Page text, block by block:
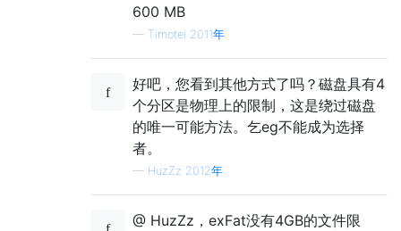
600 MB
— Timotei 2011年
好吧，您看到其他方式了吗？磁盘具有4
个分区是物理上的限制，这是绕过磁盘
的唯一可能方法。乞eg不能成为选择
者。
— HuzZz 2012年
@ HuzZz，exFat没有4GB的文件限